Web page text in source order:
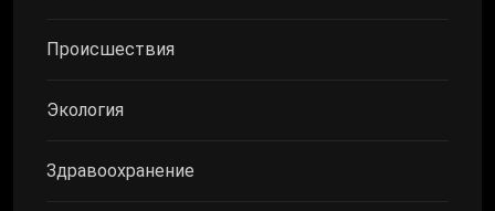
Происшествия
Экология
Здравоохранение